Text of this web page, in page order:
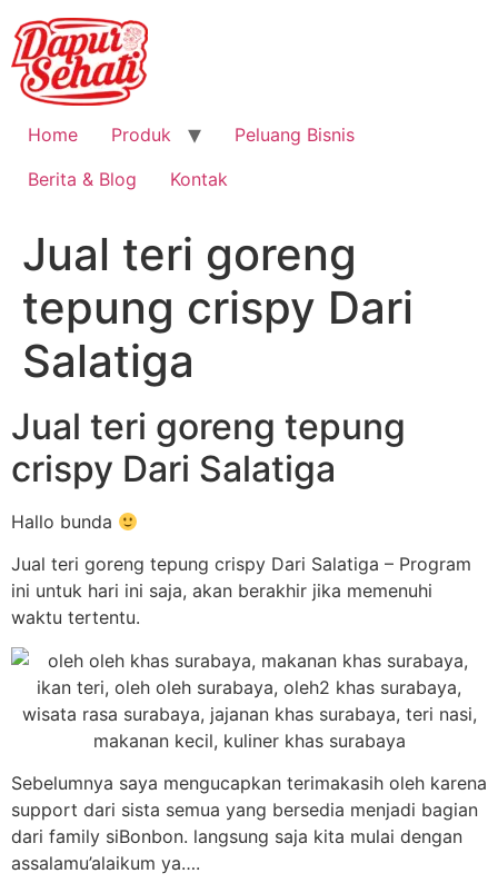
Home Produk
Peluang Bisnis
Berita & Blog
Kontak
Jual teri goreng
tepung crispy Dari
Salatiga
Jual teri goreng tepung
crispy Dari Salatiga
Hallo bunda
Jual teri goreng tepung crispy Dari Salatiga – Program
ini untuk hari ini saja, akan berakhir jika memenuhi
waktu tertentu.
Sebelumnya saya mengucapkan terimakasih oleh karena
support dari sista semua yang bersedia menjadi bagian
dari family siBonbon. langsung saja kita mulai dengan
assalamu’alaikum ya….